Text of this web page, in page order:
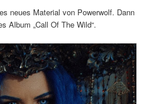
neues Material von Powerwolf. Dann
Album „Call Of The Wild“.